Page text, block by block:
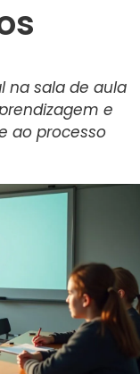
na sala de aula
e
ao processo